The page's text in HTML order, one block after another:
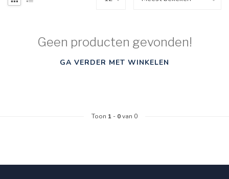
Geen producten gevonden!
GA VERDER MET WINKELEN
Toon 1 - 0van 0